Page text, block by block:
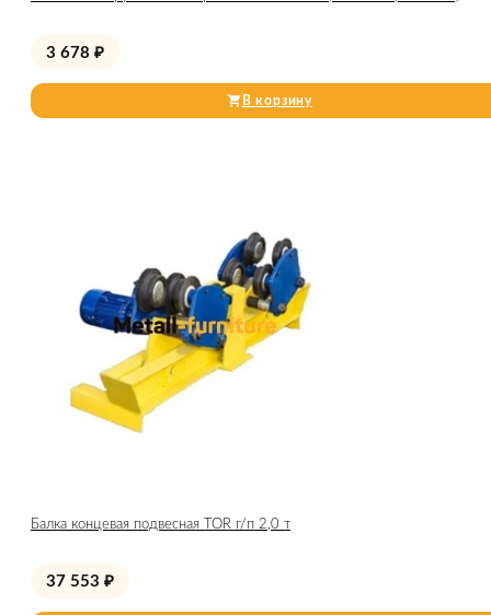
3 678 ₽
В корзину
Балка концевая подвесная TOR г/п 2,0 т
37 553 ₽